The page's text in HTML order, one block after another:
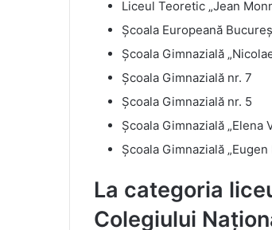
Liceul Teoretic „Jean
Școala Europeană
Școala Gimnazială
Școala Gimnazială nr. 7
Școala Gimnazială nr. 5
Școala Gimnazială „Elena
Școala Gimnazială „Eugen
La categoria
Colegiului